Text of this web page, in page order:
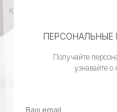
КАТАЛОГ
КОНТАКТЫ
Получайте
узнавайте